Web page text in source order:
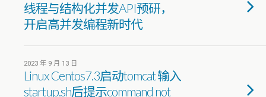
线程与结构化并发API预研，
开启高并发编程新时代
2023 年 9 月 13 日
Linux Centos7.3启动tomcat 输入
startup.sh后提示command not